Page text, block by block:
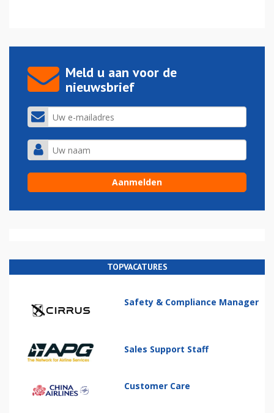
Meld u aan voor de
nieuwsbrief
TOPVACATURES
Safety & Compliance Manager
Sales Support Staff
Customer Care